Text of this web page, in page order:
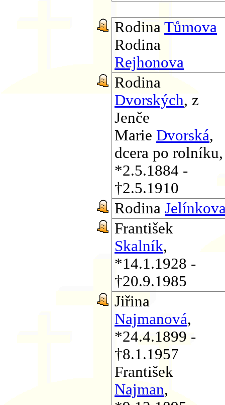
RodinaTůmova
Rodina
Rejhonova
Rodina
Dvorských, z
Jenče
Marie Dvorská,
dcera po rolníku,
*2.5.1884 -
†2.5.1910
Rodina
František
Skalník,
*14.1.1928 -
†20.9.1985
Jiřina
Najmanová,
*24.4.1899 -
†8.1.1957
František
Najman,